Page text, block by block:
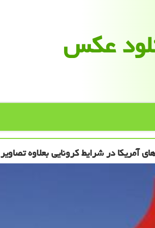
عكس
آمریكا در شرایط كرونایی بعلاوه تصاویر